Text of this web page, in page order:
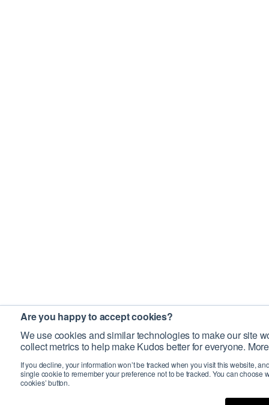
Are you happy to accept cookies?
We use cookies and similar technologies to make our site
collect metrics to help make Kudos better for everyone.
If you decline, your information won’t be tracked when you visit this website,
single cookie to remember your preference not to be tracked. You can choose
cookies’ button.